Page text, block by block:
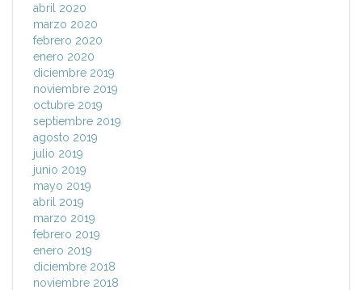
abril 2020
marzo 2020
febrero 2020
enero 2020
diciembre 2019
noviembre 2019
octubre 2019
septiembre 2019
agosto 2019
julio 2019
junio 2019
mayo 2019
abril 2019
marzo 2019
febrero 2019
enero 2019
diciembre 2018
noviembre 2018